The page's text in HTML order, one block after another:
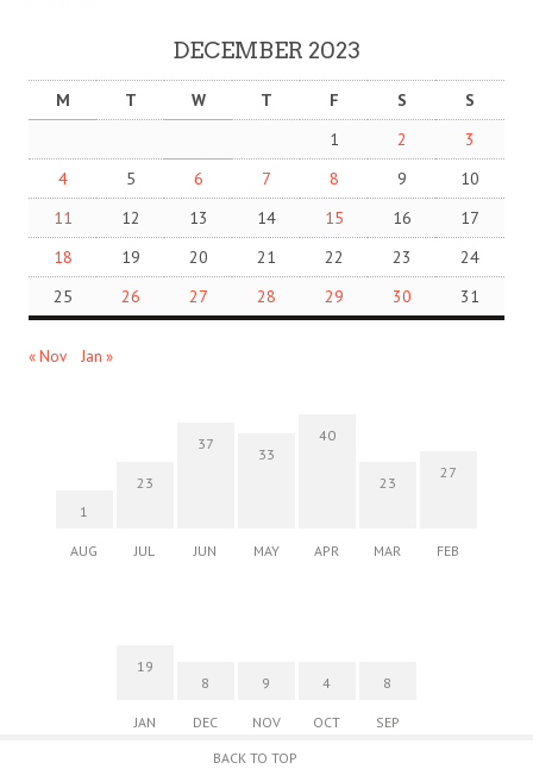
DECEMBER 2023
M T W T F S
S
1
2
3
4
5 6 7 8 9
10
11
12 13 14 15 16
17
18
19 20 21 22 23
24
25
26 27 28 29 30 31
« Nov Jan »
1
AUG
23
JUL
37
JUN
33
MAY
40
APR
23
MAR
27
FEB
19
JAN
8
DEC
9
NOV
4
OCT
8
SEP
BACK TO TOP